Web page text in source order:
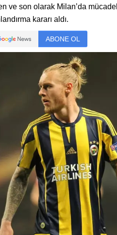
ve son olarak Milan’da
kararı aldı.
ABONE OL